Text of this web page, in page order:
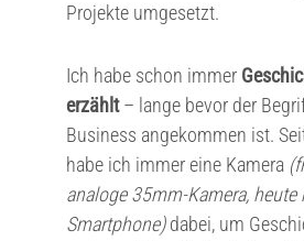
Projekte umgesetzt.
Ich habe schon immer
erzählt– lange bevor der
Business angekommen ist.
habe ich immer eine Kamera
analoge 35mm-Kamera, heute
Smartphone)dabei, um